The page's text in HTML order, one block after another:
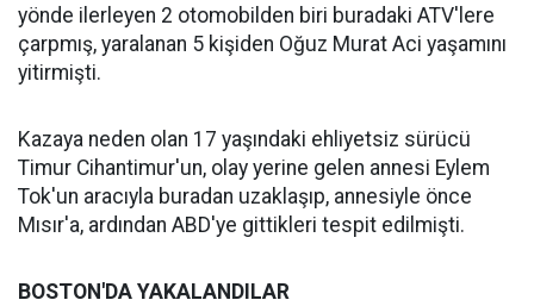
yönde ilerleyen 2 otomobilden biri buradaki ATV'lere
çarpmış, yaralanan 5 kişiden Oğuz Murat Aci yaşamını
yitirmişti.
Kazaya neden olan 17 yaşındaki ehliyetsiz sürücü
Timur Cihantimur'un, olay yerine gelen annesi Eylem
Tok'un aracıyla buradan uzaklaşıp, annesiyle önce
Mısır'a, ardından ABD'ye gittikleri tespit edilmişti.
BOSTON'DA YAKALANDILAR